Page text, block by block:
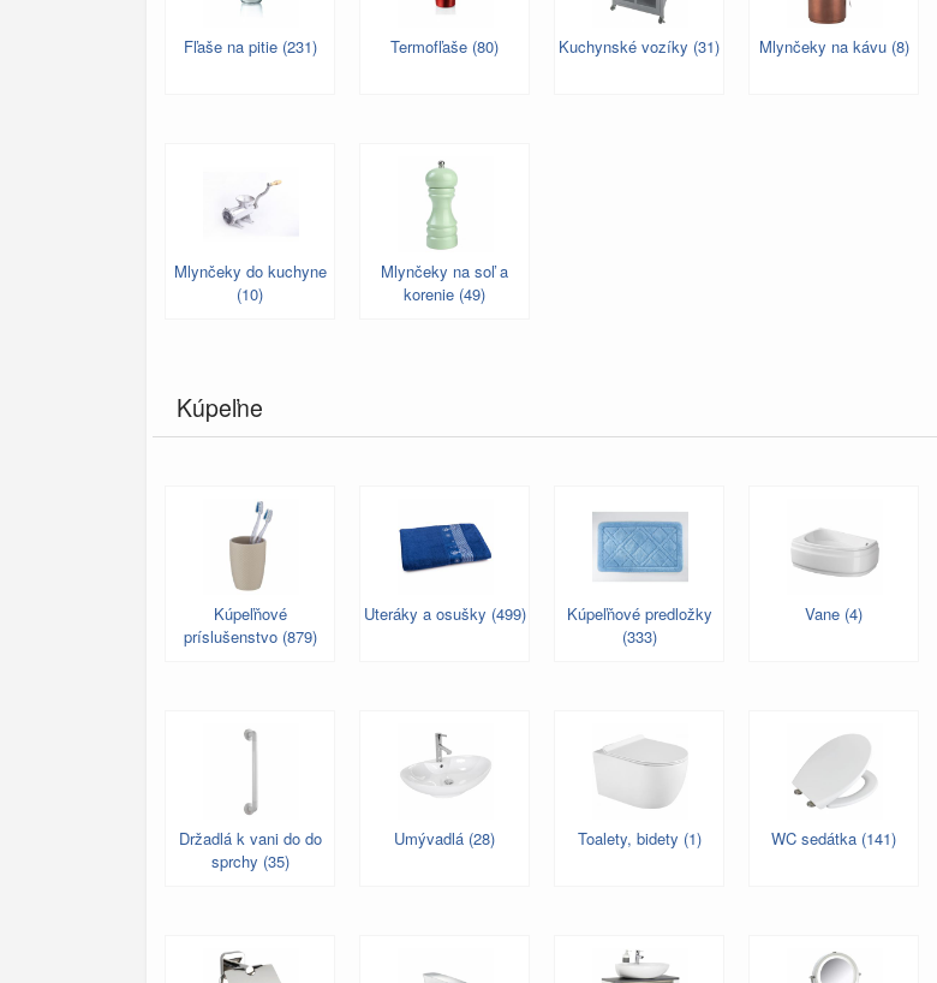
Fľaše na pitie (231) Termofľaše (80) Kuchynské vozíky (31) Mlynčeky na kávu (8)
Mlynčeky do kuchyne
(10)
Mlynčeky na soľ a
korenie (49)
Kúpeľne
Kúpeľňové
príslušenstvo (879)
Uteráky a osušky (499)
Kúpeľňové predložky
(333)
Vane (4)
Držadlá k vani do do
sprchy (35)
Umývadlá (28) Toalety, bidety (1) WC sedátka (141)